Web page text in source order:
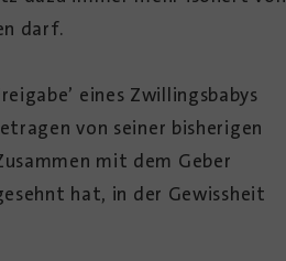
darf.
eines Zwillingsbabys
von seiner bisherigen
mit dem Geber
hat, in der Gewissheit